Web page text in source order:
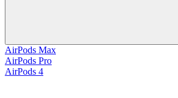
AirPods Max
AirPods Pro
AirPods 4